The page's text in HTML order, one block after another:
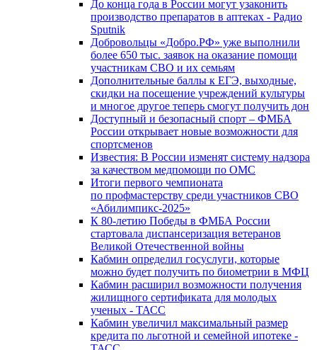
До конца года в России могут узаконить
производство препаратов в аптеках - Радио
Sputnik
Добровольцы «Добро.РФ» уже выполнили
более 650 тыс. заявок на оказание помощи
участникам СВО и их семьям
Дополнительные баллы к ЕГЭ, выходные,
скидки на посещение учреждений культуры
и многое другое теперь смогут получить дон
Доступный и безопасный спорт – ФМБА
России открывает новые возможности для
спортсменов
Известия: В России изменят систему надзора
за качеством медпомощи по ОМС
Итоги первого чемпионата
по профмастерству среди участников СВО
«Абилимпикс-2025»
К 80-летию Победы в ФМБА России
стартовала диспансеризация ветеранов
Великой Отечественной войны
Кабмин определил госуслуги, которые
можно будет получить по биометрии в МФЦ
Кабмин расширил возможности получения
жилищного сертификата для молодых
ученых - ТАСС
Кабмин увеличил максимальный размер
кредита по льготной и семейной ипотеке -